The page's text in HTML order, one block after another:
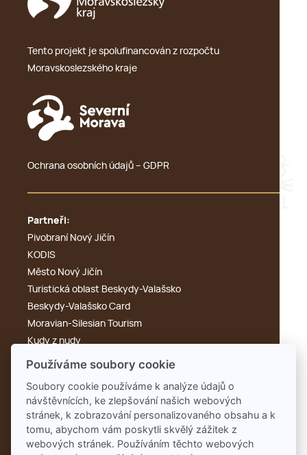
Tento projekt je spolufinancován z rozpočtu
Moravskoslezského kraje
Ochrana osobních údajů – GDPR
Partneři:
Pivobraní Nový Jičín
KODIS
Město Nový Jičín
Turistická oblast Beskydy-Valašsko
Beskydy-Valašsko Card
Moravian-Silesian Tourism
Kudy z nudy
Výletník
KdyKde.cz
Tonak
Rengl
Používáme soubory cookie
Soubory cookie používáme k analýze údajů o
návštěvnících, ke zlepšování našich webových
stránek, k zobrazování personalizovaného obsahu a k
tomu, abychom vám poskytli skvělý zážitek z
webových stránek. Používáním těchto webových